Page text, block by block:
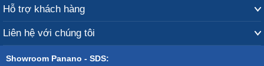
Hỗ trợ khách hàng
Liên hệ với chúng tôi
Showroom Panano - SDS: